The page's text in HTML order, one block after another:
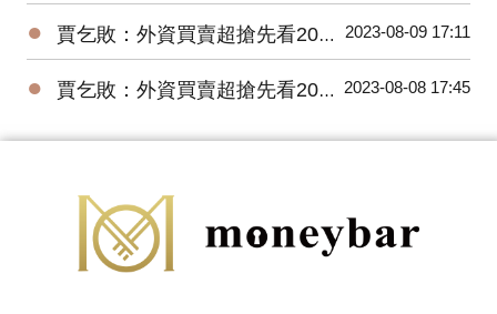
● 賈乞敗：外資買賣超搶先看20230809 2023-08-09 17:11
● 賈乞敗：外資買賣超搶先看20230808 2023-08-08 17:45